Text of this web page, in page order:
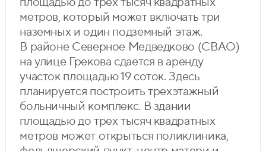
метров, который может включать три
наземных и один подземный этаж.
В районе Северное Медведково (СВАО)
на улице Грекова сдается в аренду
участок площадью 19 соток. Здесь
планируется построить трехэтажный
больничный комплекс. В здании
площадью до трех тысяч квадратных
метров может открыться поликлиника,